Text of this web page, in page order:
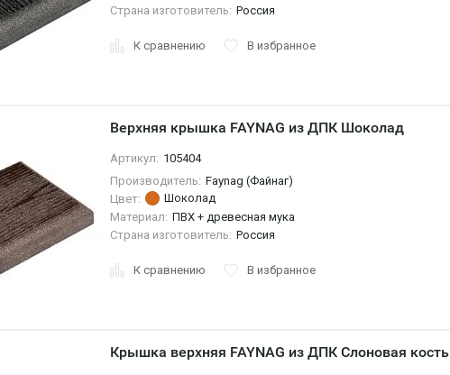
Страна изготовитель: Россия
К сравнению В избранное
Верхняя крышка FAYNAG из ДПК Шоколад
Артикул: 105404
Производитель: Faynag (Файнаг)
Цвет:
Шоколад
Материал: ПВХ + древесная мука
Страна изготовитель: Россия
К сравнению В избранное
Крышка верхняя FAYNAG из ДПК Слоновая кость